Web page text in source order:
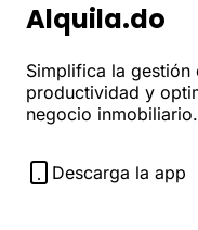
Alquila.do
Simplifica la gestión
productividad y
negocio inmobiliario.
Descarga la app